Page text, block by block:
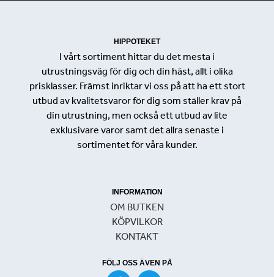
HIPPOTEKET
I vårt sortiment hittar du det mesta i
utrustningsväg för dig och din häst, allt i olika
prisklasser. Främst inriktar vi oss på att ha ett stort
utbud av kvalitetsvaror för dig som ställer krav på
din utrustning, men också ett utbud av lite
exklusivare varor samt det allra senaste i
sortimentet för våra kunder.
INFORMATION
OM BUTKEN
KÖPVILKOR
KONTAKT
FÖLJ OSS ÄVEN PÅ